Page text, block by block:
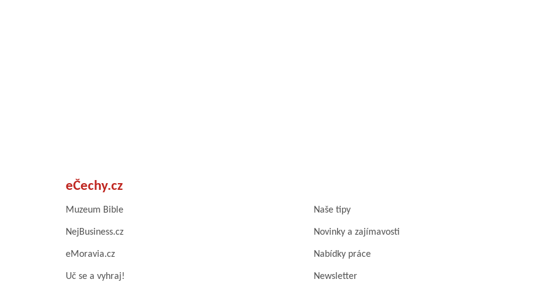
eČechy.cz
Muzeum Bible Naše tipy
NejBusiness.cz Novinky a zajímavosti
eMoravia.cz Nabídky práce
Uč se a vyhraj! Newsletter